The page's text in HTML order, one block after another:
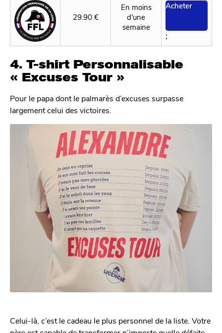
29.90 €
En moins
d'une
semaine
Acheter
;
4. T-shirt Personnalisable
« Excuses Tour »
Pour le papa dont le palmarès d’excuses surpasse
largement celui des victoires.
Celui-là, c’est le cadeau le plus personnel de la liste. Votre